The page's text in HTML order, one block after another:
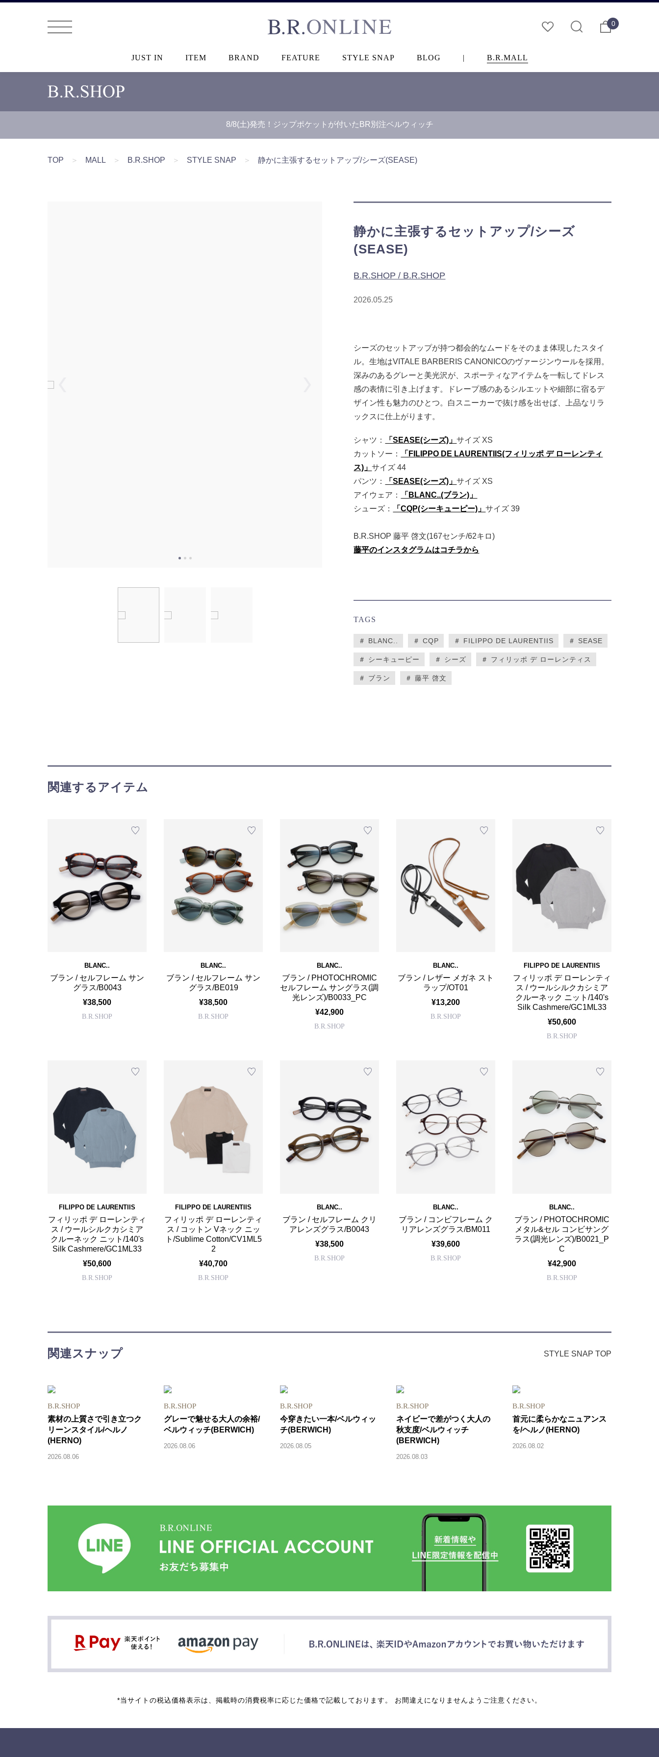
0
JUST IN ITEM BRAND FEATURE STYLE SNAP BLOG | B.R.MALL
8/8(土)発売！ジップポケットが付いたBR別注ベルウィッチ
TOP ＞ MALL ＞ B.R.SHOP ＞ STYLE SNAP ＞ 静かに主張するセットアップ/シーズ(SEASE)
静かに主張するセットアップ/シーズ
(SEASE)
B.R.SHOP / B.R.SHOP
2026.05.25
シーズのセットアップが持つ都会的なムードをそのまま体現したスタイ
ル。生地はVITALE BARBERIS CANONICOのヴァージンウールを採用。
深みのあるグレーと美光沢が、スポーティなアイテムを一転してドレス
感の表情に引き上げます。ドレープ感のあるシルエットや細部に宿るデ
ザイン性も魅力のひとつ。白スニーカーで抜け感を出せば、上品なリラ
ックスに仕上がります。
シャツ： 「SEASE(シーズ)」サイズ XS
カットソー：
「FILIPPO DE LAURENTIIS(フィリッポ デ ローレンティ
ス)」サイズ 44
パンツ：
「SEASE(シーズ)」サイズ XS
アイウェア：
「BLANC..(ブラン)」
シューズ：
「CQP(シーキューピー)」サイズ 39
B.R.SHOP 藤平 啓文(167センチ/62キロ)
藤平のインスタグラムはコチラから
TAGS
＃ BLANC.. ＃ CQP ＃ FILIPPO DE LAURENTIIS ＃ SEASE
＃ シーキューピー ＃ シーズ ＃ フィリッポ デ ローレンティス
＃ ブラン ＃ 藤平 啓文
関連するアイテム
BLANC..
ブラン / セルフレーム サン
グラス/B0043
¥38,500
B.R.SHOP
BLANC..
ブラン / セルフレーム サン
グラス/BE019
¥38,500
B.R.SHOP
BLANC..
ブラン / PHOTOCHROMIC
セルフレーム サングラス(調
光レンズ)/B0033_PC
¥42,900
B.R.SHOP
BLANC..
ブラン / レザー メガネ スト
ラップ/OT01
¥13,200
B.R.SHOP
FILIPPO DE LAURENTIIS
フィリッポ デ ローレンティ
ス / ウールシルクカシミア
クルーネック ニット/140's
Silk Cashmere/GC1ML33
¥50,600
B.R.SHOP
FILIPPO DE LAURENTIIS
フィリッポ デ ローレンティ
ス / ウールシルクカシミア
クルーネック ニット/140's
Silk Cashmere/GC1ML33
¥50,600
B.R.SHOP
FILIPPO DE LAURENTIIS
フィリッポ デ ローレンティ
ス / コットン Vネック ニッ
ト/Sublime Cotton/CV1ML5
2
¥40,700
B.R.SHOP
BLANC..
ブラン / セルフレーム クリ
アレンズグラス/B0043
¥38,500
B.R.SHOP
BLANC..
ブラン / コンビフレーム ク
リアレンズグラス/BM011
¥39,600
B.R.SHOP
BLANC..
ブラン / PHOTOCHROMIC
メタル&セル コンビサング
ラス(調光レンズ)/B0021_P
C
¥42,900
B.R.SHOP
関連スナップ STYLE SNAP TOP
B.R.SHOP
素材の上質さで引き立つク
リーンスタイル/ヘルノ
(HERNO)
2026.08.06
B.R.SHOP
グレーで魅せる大人の余裕/
ベルウィッチ(BERWICH)
2026.08.06
B.R.SHOP
今穿きたい一本/ベルウィッ
チ(BERWICH)
2026.08.05
B.R.SHOP
ネイビーで差がつく大人の
秋支度/ベルウィッチ
(BERWICH)
2026.08.03
B.R.SHOP
首元に柔らかなニュアンス
を/ヘルノ(HERNO)
2026.08.02
*当サイトの税込価格表示は、掲載時の消費税率に応じた価格で記載しております。 お間違えになりませんようご注意ください。